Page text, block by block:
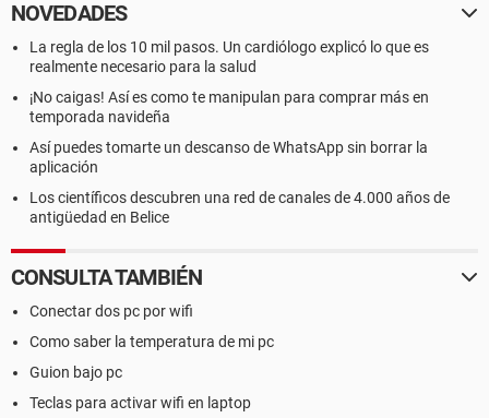
NOVEDADES
La regla de los 10 mil pasos. Un cardiólogo explicó lo que es
realmente necesario para la salud
¡No caigas! Así es como te manipulan para comprar más en
temporada navideña
Así puedes tomarte un descanso de WhatsApp sin borrar la
aplicación
Los científicos descubren una red de canales de 4.000 años de
antigüedad en Belice
CONSULTA TAMBIÉN
Conectar dos pc por wifi
Como saber la temperatura de mi pc
Guion bajo pc
Teclas para activar wifi en laptop